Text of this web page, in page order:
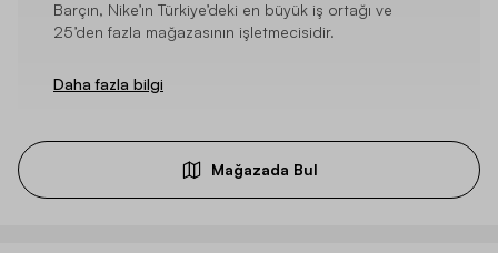
Barçın, Nike’ın Türkiye’deki en büyük iş ortağı ve
25’den fazla mağazasının işletmecisidir.
Daha fazla bilgi
Mağazada Bul